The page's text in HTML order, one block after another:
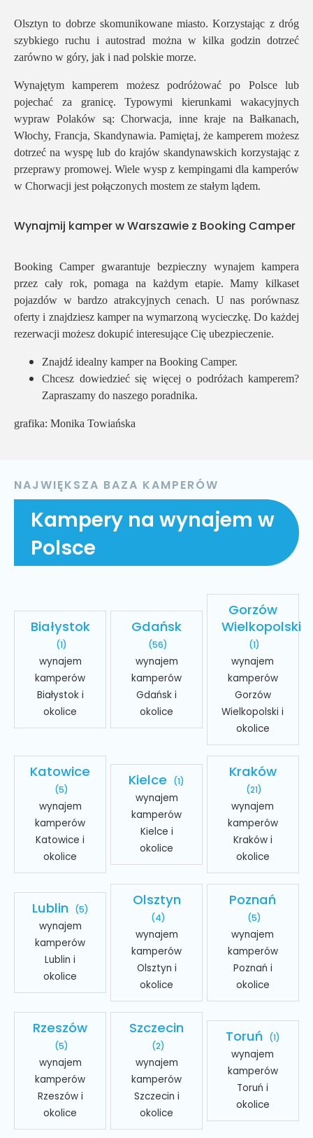
Olsztyn to dobrze skomunikowane miasto. Korzystając z dróg
szybkiego ruchu i autostrad można w kilka godzin dotrzeć
zarówno w góry, jak i nad polskie morze.
Wynajętym kamperem możesz podróżować po Polsce lub
pojechać za granicę. Typowymi kierunkami wakacyjnych
wypraw Polaków są: Chorwacja, inne kraje na Bałkanach,
Włochy, Francja, Skandynawia. Pamiętaj, że kamperem możesz
dotrzeć na wyspę lub do krajów skandynawskich korzystając z
przeprawy promowej. Wiele wysp z kempingami dla kamperów
w Chorwacji jest połączonych mostem ze stałym lądem.
Wynajmij kamper w Warszawie z Booking Camper
Booking Camper gwarantuje bezpieczny wynajem kampera
przez cały rok, pomaga na każdym etapie. Mamy kilkaset
pojazdów w bardzo atrakcyjnych cenach. U nas porównasz
oferty i znajdziesz kamper na wymarzoną wycieczkę. Do każdej
rezerwacji możesz dokupić interesujące Cię ubezpieczenie.
Znajdź idealny kamperna Booking Camper.
Chcesz dowiedzieć się więcej o podróżach kamperem?
Zapraszamy do naszego poradnika.
grafika: Monika Towiańska
NAJWIĘKSZA BAZA KAMPERÓW
Kampery na wynajem w
Polsce
Białystok
(1)
wynajem
kamperów
Białystok i
okolice
Gdańsk
(56)
wynajem
kamperów
Gdańsk i
okolice
Gorzów
Wielkopolski
(1)
wynajem
kamperów
Gorzów
Wielkopolski i
okolice
Katowice
(5)
wynajem
kamperów
Katowice i
okolice
Kielce (1)
wynajem
kamperów
Kielce i
okolice
Kraków
(21)
wynajem
kamperów
Kraków i
okolice
Lublin (5)
wynajem
kamperów
Lublin i
okolice
Olsztyn
(4)
wynajem
kamperów
Olsztyn i
okolice
Poznań
(5)
wynajem
kamperów
Poznań i
okolice
Rzeszów
(5)
wynajem
kamperów
Rzeszów i
okolice
Szczecin
(2)
wynajem
kamperów
Szczecin i
okolice
Toruń (1)
wynajem
kamperów
Toruń i
okolice